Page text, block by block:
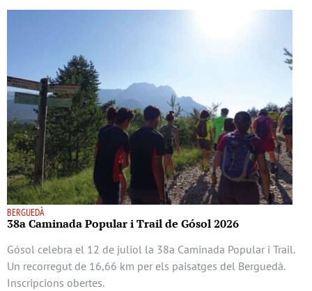
BERGUEDÀ
38a Caminada Popular i Trail de Gósol 2026
Gósol celebra el 12 de juliol la 38a Caminada Popular i Trail.
Un recorregut de 16,66 km per els paisatges del Berguedà.
Inscripcions obertes.